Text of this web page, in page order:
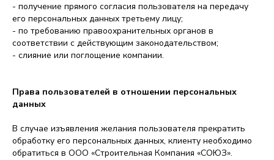
- получение прямого согласия пользователя на передачу
его персональных данных третьему лицу;
- по требованию правоохранительных органов в
соответствии с действующим законодательством;
- слияние или поглощение компании.
Права пользователей в отношении персональных
данных
В случае изъявления желания пользователя прекратить
обработку его персональных данных, клиенту необходимо
обратиться в ООО «Строительная Компания «СОЮЗ».
Обратный звонок